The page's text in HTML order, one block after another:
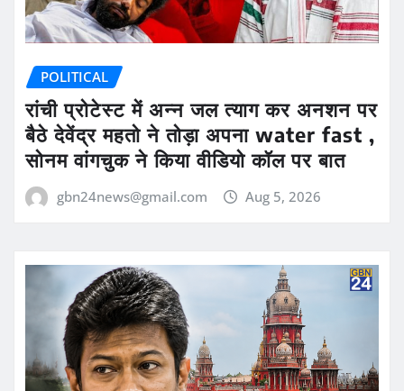
POLITICAL
रांची प्रोटेस्ट में अन्न जल त्याग कर अनशन पर
बैठे देवेंद्र महतो ने तोड़ा अपना water fast ,
सोनम वांगचुक ने किया वीडियो कॉल पर बात
gbn24news@gmail.com Aug 5, 2026